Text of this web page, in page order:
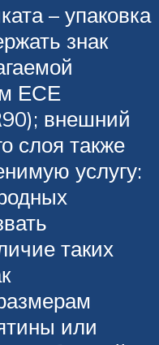
– упаковка
знак
ЕСЕ
внешний
слоя также
услугу:
таких
или